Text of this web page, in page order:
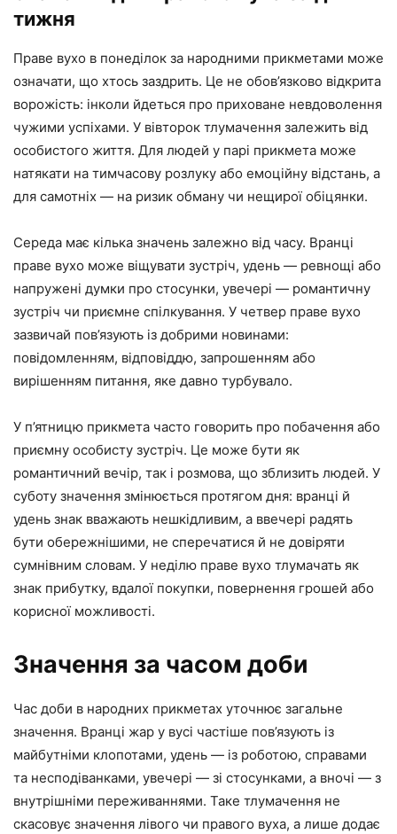
тижня
Праве вухо в понеділок за народними прикметами може
означати, що хтось заздрить. Це не обов’язково відкрита
ворожість: інколи йдеться про приховане невдоволення
чужими успіхами. У вівторок тлумачення залежить від
особистого життя. Для людей у парі прикмета може
натякати на тимчасову розлуку або емоційну відстань, а
для самотніх — на ризик обману чи нещирої обіцянки.
Середа має кілька значень залежно від часу. Вранці
праве вухо може віщувати зустріч, удень — ревнощі або
напружені думки про стосунки, увечері — романтичну
зустріч чи приємне спілкування. У четвер праве вухо
зазвичай пов’язують із добрими новинами:
повідомленням, відповіддю, запрошенням або
вирішенням питання, яке давно турбувало.
У п’ятницю прикмета часто говорить про побачення або
приємну особисту зустріч. Це може бути як
романтичний вечір, так і розмова, що зблизить людей. У
суботу значення змінюється протягом дня: вранці й
удень знак вважають нешкідливим, а ввечері радять
бути обережнішими, не сперечатися й не довіряти
сумнівним словам. У неділю праве вухо тлумачать як
знак прибутку, вдалої покупки, повернення грошей або
корисної можливості.
Значення за часом доби
Час доби в народних прикметах уточнює загальне
значення. Вранці жар у вусі частіше пов’язують із
майбутніми клопотами, удень — із роботою, справами
та несподіванками, увечері — зі стосунками, а вночі — з
внутрішніми переживаннями. Таке тлумачення не
скасовує значення лівого чи правого вуха, а лише додає